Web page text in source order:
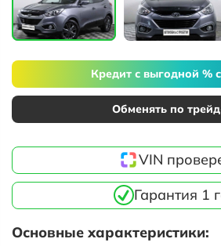
Кредит с выгодной %
Обменять по
VIN
Гарантия 1
Основные характеристики: